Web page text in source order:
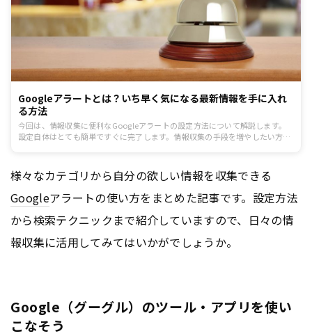
Googleアラートとは？いち早く気になる最新情報を手に入れ
る方法
今回は、情報収集に便利なGoogleアラートの設定方法について解説します。
設定自体はとても簡単ですぐに完了します。情報収集の手段を増やしたい方
様々なカテゴリから自分の欲しい情報を収集できる
Googleアラートの使い方をまとめた記事です。設定方法
から検索テクニックまで紹介していますので、日々の情
報収集に活用してみてはいかがでしょうか。
Google（グーグル）のツール・アプリを使い
こなそう